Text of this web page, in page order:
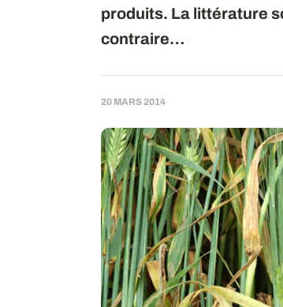
produits. La littérature
contraire…
20 MARS 2014